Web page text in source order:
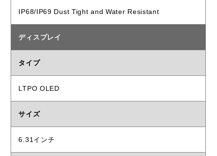
IP68/IP69 Dust Tight and Water Resistant
ディスプレイ
タイプ
LTPO OLED
サイズ
6.31インチ